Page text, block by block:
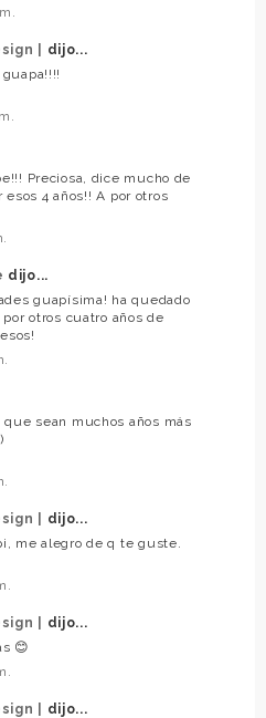
|
dijo...
Preciosa, dice mucho de
4 años!! A por otros
dijo...
guapísima! ha quedado
otros cuatro años de
sean muchos años más
|
dijo...
me alegro de q te guste.
|
dijo...
😊
|
dijo...